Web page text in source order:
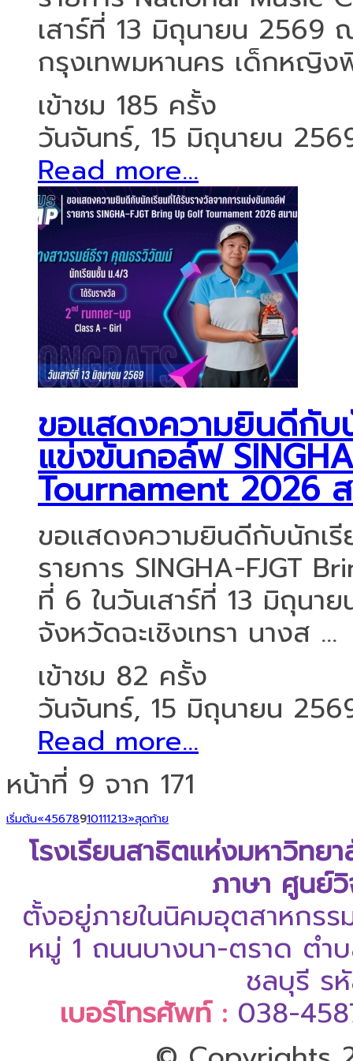
เสาร์ที่ 13 มิถุนายน 2569
กรุงเทพมหานคร เด็กหญิ
เข้าชม 185 ครั้ง
วันจันทร์, 15 มิถุนายน
Read more...
ขอแสดงความยินดีกับ
แข่งขันกอล์ฟ
Tournament 2026
ขอแสดงความยินดีกับนักเ
รายการ SINGHA-FJGT
ที่ 6 ในวันเสาร์ที่ 13 มิถุน
จังหวัดฉะเชิงเทรา นางส ...
เข้าชม 82 ครั้ง
วันจันทร์, 15 มิถุนายน
Read more...
หน้าที่ 9 จาก 171
เริ่มต้น«45678910111213»สุดท้าย
โรงเรียนสาธิตแห่งมหาวิทย
ภาษา ศูนย์
ตั้งอยู่ภายในนิคมอุตสาหกร
หมู่ 1 ถนนบางนา-ตราด ตำ
ชลบุรี ร
เบอร์โทรศัพท์ : 038-